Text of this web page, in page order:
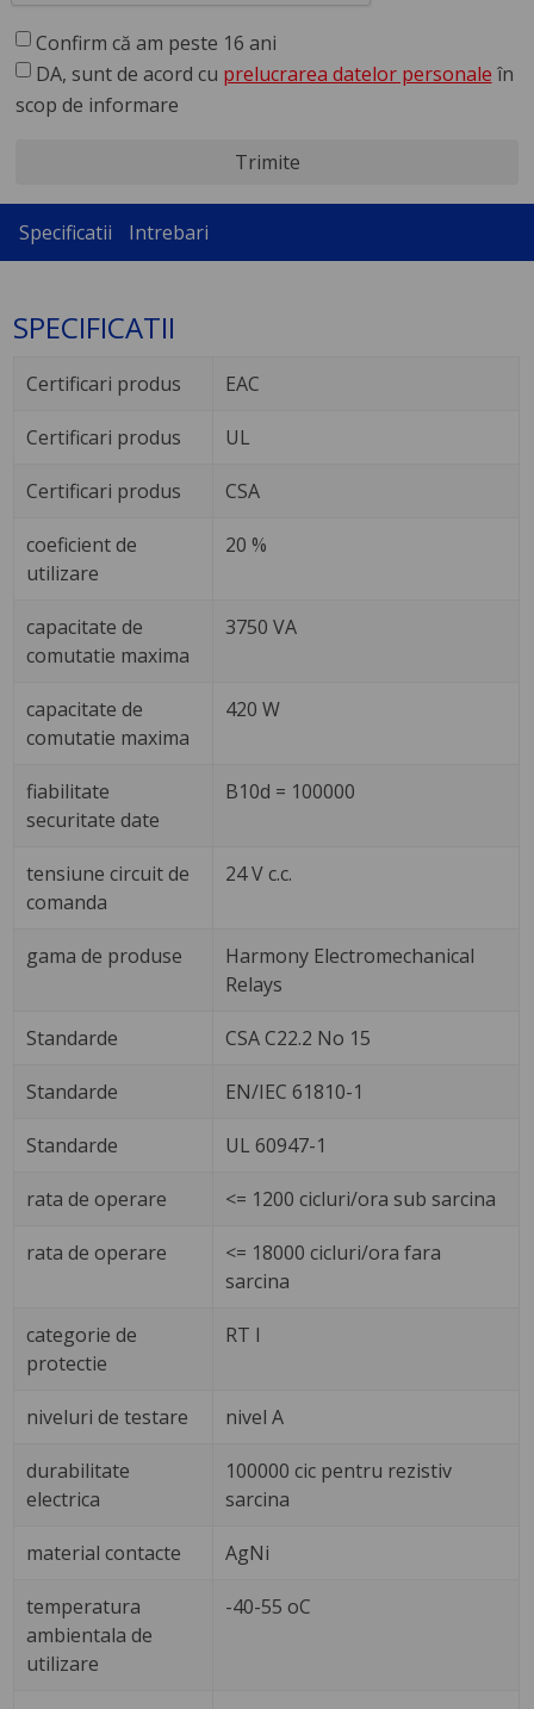
Confirm că am peste 16 ani
DA, sunt de acord cu prelucrarea datelor personale în
scop de informare
Trimite
Specificatii Intrebari
SPECIFICATII
Certificari produs EAC
Certificari produs UL
Certificari produs CSA
coeficient de
utilizare
20 %
capacitate de
comutatie maxima
3750 VA
capacitate de
comutatie maxima
420 W
fiabilitate
securitate date
B10d = 100000
tensiune circuit de
comanda
24 V c.c.
gama de produse
Harmony Electromechanical
Relays
Standarde CSA C22.2 No 15
Standarde EN/IEC 61810-1
Standarde UL 60947-1
rata de operare <= 1200 cicluri/ora sub sarcina
rata de operare
<= 18000 cicluri/ora fara
sarcina
categorie de
protectie
RT I
niveluri de testare nivel A
durabilitate
electrica
100000 cic pentru rezistiv
sarcina
material contacte AgNi
temperatura
ambientala de
utilizare
-40-55 oC